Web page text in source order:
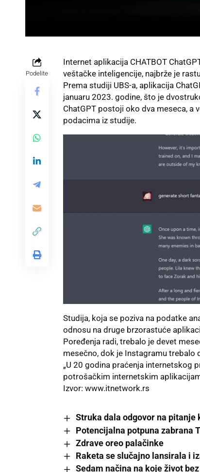
Podelite
Internet aplikacija CHATBOT
veštačke inteligencije, najbrže je
Prema studiji UBS-a, aplikacija
januaru 2023. godine, što je
ChatGPT postoji oko dva meseca, a
podacima iz studije.
Studija, koja se poziva na podatke
odnosu na druge brzorastuće
Poređenja radi, trebalo je devet
mesečno, dok je Instagramu trebalo
„U 20 godina praćenja internetskog
potrošačkim internetskim
Izvor: www.itnetwork.rs
Struka dala odgovor na pitanje
Potencijalna potpuna zabrana
Zdrave oreo palačinke
Raketa se slučajno lansirala i
Sedam načina na koje život